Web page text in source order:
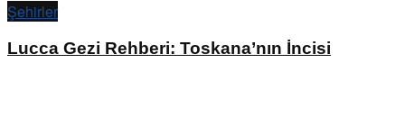
Şehirler
Lucca Gezi Rehberi: Toskana’nın İncisi